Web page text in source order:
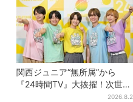
関西ジュニア“無所属”から
『24時間TV』大抜擢！次世代
スターと期待「まさか僕2026.8.2